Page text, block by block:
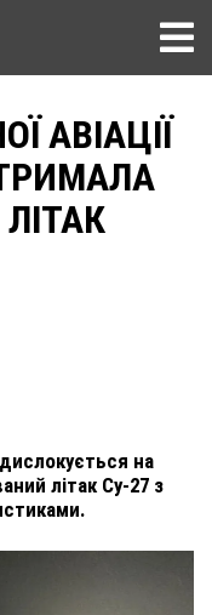
АВІАЦІЇ
дислокується на
літак Су-27 з